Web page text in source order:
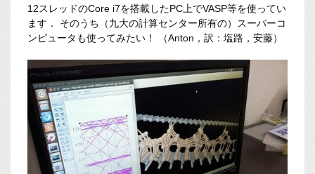
12スレッドのCore i7を搭載したPC上でVASP等を使ってい
ます． そのうち（九大の計算センター所有の）スーパーコ
ンピュータも使ってみたい！ （Anton，訳：塩路，安藤）